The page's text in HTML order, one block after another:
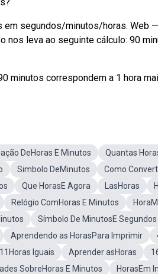
segundos/minutos/horas. Web
nos leva ao seguinte cálculo: 90
minutos correspondem a 1 hora
DeHoras E Minutos Quantas
Simbolo DeMinutos
Como
Que HorasE Agora LasHoras
Relógio ComHoras E Minutos
Símbolo De MinutosE Segundos
Aprendendo as HorasPara Imprimir
Iguais Aprender asHoras
SobreHoras E Minutos HorasEm